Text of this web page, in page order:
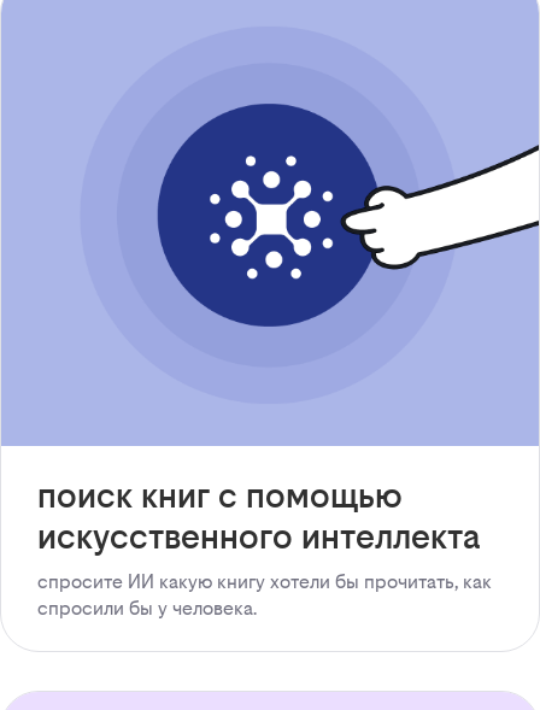
поиск книг с помощью
искусственного интеллекта
спросите ИИ какую книгу хотели бы прочитать, как
спросили бы у человека.